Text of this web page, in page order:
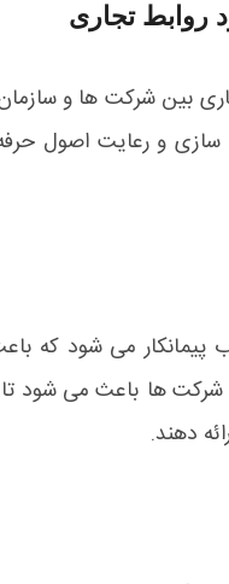
روابط تجاری
بین شرکت ها و
و رعایت اصول
می شود که
ها باعث می شود تا
دهند.